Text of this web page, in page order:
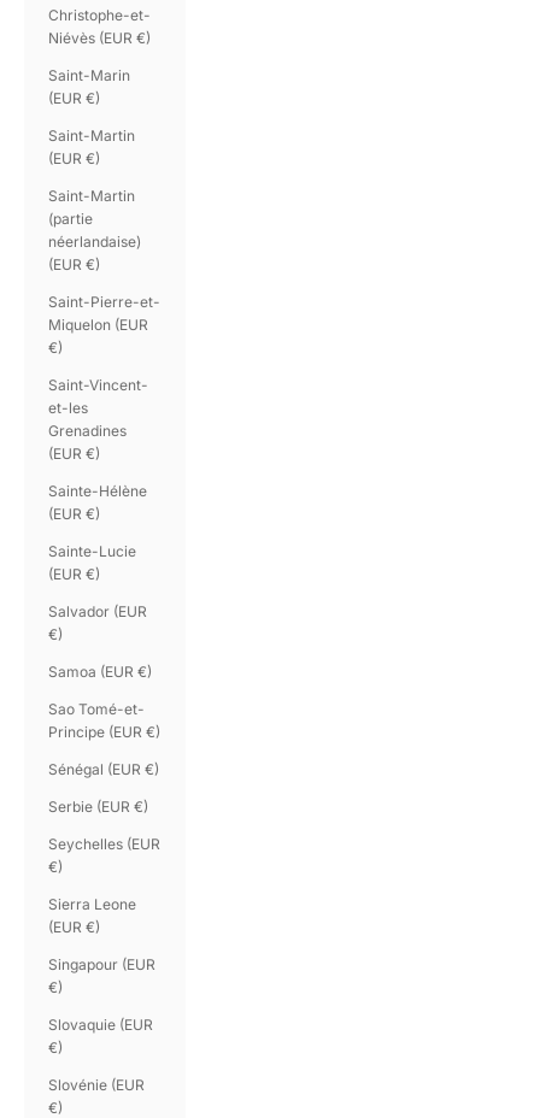
Christophe-et-
Niévès (EUR €)
Saint-Marin
(EUR €)
Saint-Martin
(EUR €)
Saint-Martin
(partie
néerlandaise)
(EUR €)
Saint-Pierre-et-
Miquelon (EUR
€)
Saint-Vincent-
et-les
Grenadines
(EUR €)
Sainte-Hélène
(EUR €)
Sainte-Lucie
(EUR €)
Salvador (EUR
€)
Samoa (EUR €)
Sao Tomé-et-
Principe (EUR €)
Sénégal (EUR €)
Serbie (EUR €)
Seychelles (EUR
€)
Sierra Leone
(EUR €)
Singapour (EUR
€)
Slovaquie (EUR
€)
Slovénie (EUR
€)